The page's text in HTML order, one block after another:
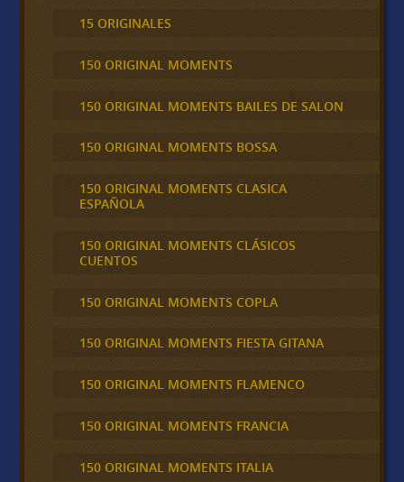
15 ORIGINALES
150 ORIGINAL MOMENTS
150 ORIGINAL MOMENTS BAILES DE SALON
150 ORIGINAL MOMENTS BOSSA
150 ORIGINAL MOMENTS CLASICA
ESPAÑOLA
150 ORIGINAL MOMENTS CLÁSICOS
CUENTOS
150 ORIGINAL MOMENTS COPLA
150 ORIGINAL MOMENTS FIESTA GITANA
150 ORIGINAL MOMENTS FLAMENCO
150 ORIGINAL MOMENTS FRANCIA
150 ORIGINAL MOMENTS ITALIA